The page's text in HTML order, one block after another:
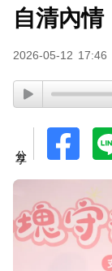
自清內情
2026-05-12 17:46